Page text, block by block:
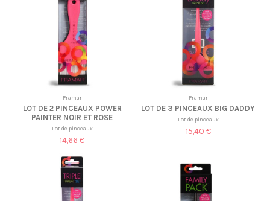
Framar
LOT DE 2 PINCEAUX POWER
PAINTER NOIR ET ROSE
Lot de pinceaux
14,66 €
Framar
LOT DE 3 PINCEAUX BIG DADDY
Lot de pinceaux
15,40 €